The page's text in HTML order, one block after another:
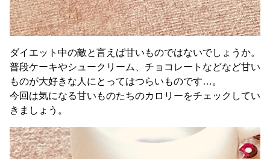
ダイエット中の敵と言えば甘いものではないでしょうか。
普段ケーキやシュークリーム、チョコレートなどなど甘い
ものが大好きな人にとってはつらいものです…。
今回は気になる甘いものたちのカロリーをチェックしてい
きましょう。